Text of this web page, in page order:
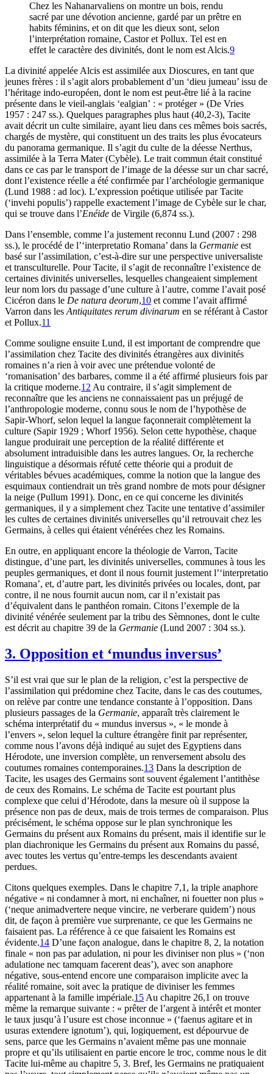
Chez les Nahanarvaliens on montre un bois, rendu
sacré par une dévotion ancienne, gardé par un prêtre en
habits féminins, et on dit que les dieux sont, selon
l’interprétation romaine, Castor et Pollux. Tel est en
effet le caractère des divinités, dont le nom est Alcis.9
La divinité appelée Alcis est assimilée aux Dioscures, en tant que
jeunes frères : il s’agit alors probablement d’un ‘dieu jumeau’ issu de
l’héritage indo-européen, dont le nom est peut-être lié à la racine
présente dans le vieil-anglais ‘ealgian’ : « protéger » (De Vries
1957 : 247 ss.). Quelques paragraphes plus haut (40,2-3), Tacite
avait décrit un culte similaire, ayant lieu dans ces mêmes bois sacrés,
chargés de mystère, qui constituent un des traits les plus évocateurs
du panorama germanique. Il s’agit du culte de la déesse Nerthus,
assimilée à la Terra Mater (Cybèle). Le trait commun était constitué
dans ce cas par le transport de l’image de la déesse sur un char sacré,
dont l’existence réelle a été confirmée par l’archéologie germanique
(Lund 1988 : ad loc). L’expression poétique utilisée par Tacite
(‘invehi populis’) rappelle exactement l’image de Cybèle sur le char,
qui se trouve dans l’Enéide de Virgile (6,874 ss.).
Dans l’ensemble, comme l’a justement reconnu Lund (2007 : 298
ss.), le procédé de l’‘interpretatio Romana’ dans la Germanie est
basé sur l’assimilation, c’est-à-dire sur une perspective universaliste
et transculturelle. Pour Tacite, il s’agit de reconnaître l’existence de
certaines divinités universelles, lesquelles changeaient simplement
leur nom lors du passage d’une culture à l’autre, comme l’avait posé
Cicéron dans le De natura deorum,10 et comme l’avait affirmé
Varron dans les Antiquitates rerum divinarum en se référant à Castor
et Pollux.11
Comme souligne ensuite Lund, il est important de comprendre que
l’assimilation chez Tacite des divinités étrangères aux divinités
romaines n’a rien à voir avec une prétendue volonté de
‘romanisation’ des barbares, comme il a été affirmé plusieurs fois par
la critique moderne.12 Au contraire, il s’agit simplement de
reconnaître que les anciens ne connaissaient pas un préjugé de
l’anthropologie moderne, connu sous le nom de l’hypothèse de
Sapir-Whorf, selon lequel la langue façonnerait complètement la
culture (Sapir 1929 ; Whorf 1956). Selon cette hypothèse, chaque
langue produirait une perception de la réalité différente et
absolument intraduisible dans les autres langues. Or, la recherche
linguistique a désormais réfuté cette théorie qui a produit de
véritables bévues académiques, comme la notion que la langue des
esquimaux contiendrait un très grand nombre de mots pour désigner
la neige (Pullum 1991). Donc, en ce qui concerne les divinités
germaniques, il y a simplement chez Tacite une tentative d’assimiler
les cultes de certaines divinités universelles qu’il retrouvait chez les
Germains, à celles qui étaient vénérées chez les Romains.
En outre, en appliquant encore la théologie de Varron, Tacite
distingue, d’une part, les divinités universelles, communes à tous les
peuples germaniques, et dont il nous fournit justement l’‘interpretatio
Romana’, et, d’autre part, les divinités privées ou locales, dont, par
contre, il ne nous fournit aucun nom, car il n’existait pas
d’équivalent dans le panthéon romain. Citons l’exemple de la
divinité vénérée seulement par la tribu des Sèmnones, dont le culte
est décrit au chapitre 39 de la Germanie (Lund 2007 : 304 ss.).
3. Opposition et ‘mundus inversus’
S’il est vrai que sur le plan de la religion, c’est la perspective de
l’assimilation qui prédomine chez Tacite, dans le cas des coutumes,
on relève par contre une tendance constante à l’opposition. Dans
plusieurs passages de la Germanie, apparaît très clairement le
schéma interprétatif du « mundus inversus », « le monde à
l’envers », selon lequel la culture étrangère finit par représenter,
comme nous l’avons déjà indiqué au sujet des Egyptiens dans
Hérodote, une inversion complète, un renversement absolu des
coutumes romaines contemporaines.13 Dans la description de
Tacite, les usages des Germains sont souvent également l’antithèse
de ceux des Romains. Le schéma de Tacite est pourtant plus
complexe que celui d’Hérodote, dans la mesure où il suppose la
présence non pas de deux, mais de trois termes de comparaison. Plus
précisément, le schéma oppose sur le plan synchronique les
Germains du présent aux Romains du présent, mais il identifie sur le
plan diachronique les Germains du présent aux Romains du passé,
avec toutes les vertus qu’entre-temps les descendants avaient
perdues.
Citons quelques exemples. Dans le chapitre 7,1, la triple anaphore
négative « ni condamner à mort, ni enchaîner, ni fouetter non plus »
(‘neque animadvertere neque vincire, ne verberare quidem’) nous
dit, de façon à première vue surprenante, ce que les Germains ne
faisaient pas. La référence à ce que faisaient les Romains est
évidente.14 D’une façon analogue, dans le chapitre 8, 2, la notation
finale « non pas par adulation, ni pour les diviniser non plus » (‘non
adulatione nec tamquam facerent deas’), avec son anaphore
négative, sous-entend encore une comparaison implicite avec la
réalité romaine, soit avec la pratique de diviniser les femmes
appartenant à la famille impériale.15 Au chapitre 26,1 on trouve
même la remarque suivante : « prêter de l’argent à intérêt et monter
le taux jusqu’à l’usure est chose inconnue » (‘faenus agitare et in
usuras extendere ignotum’), qui, logiquement, est dépourvue de
sens, parce que les Germains n’avaient même pas une monnaie
propre et qu’ils utilisaient en partie encore le troc, comme nous le dit
Tacite lui-même au chapitre 5, 3. Bref, les Germains ne pratiquaient